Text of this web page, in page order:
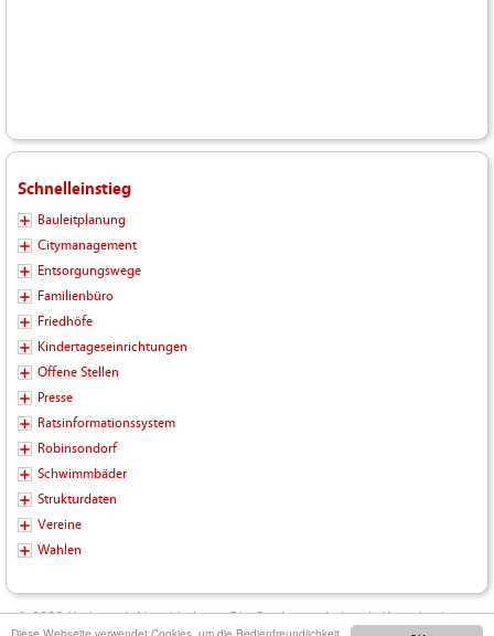
Schnelleinstieg
Bauleitplanung
Citymanagement
Entsorgungswege
Familienbüro
Friedhöfe
Kindertageseinrichtungen
Offene Stellen
Presse
Ratsinformationssystem
Robinsondorf
Schwimmbäder
Strukturdaten
Vereine
Wahlen
© 2026 Kreisstadt Neunkirchen - Die Stadt zum Leben | Kontakt |